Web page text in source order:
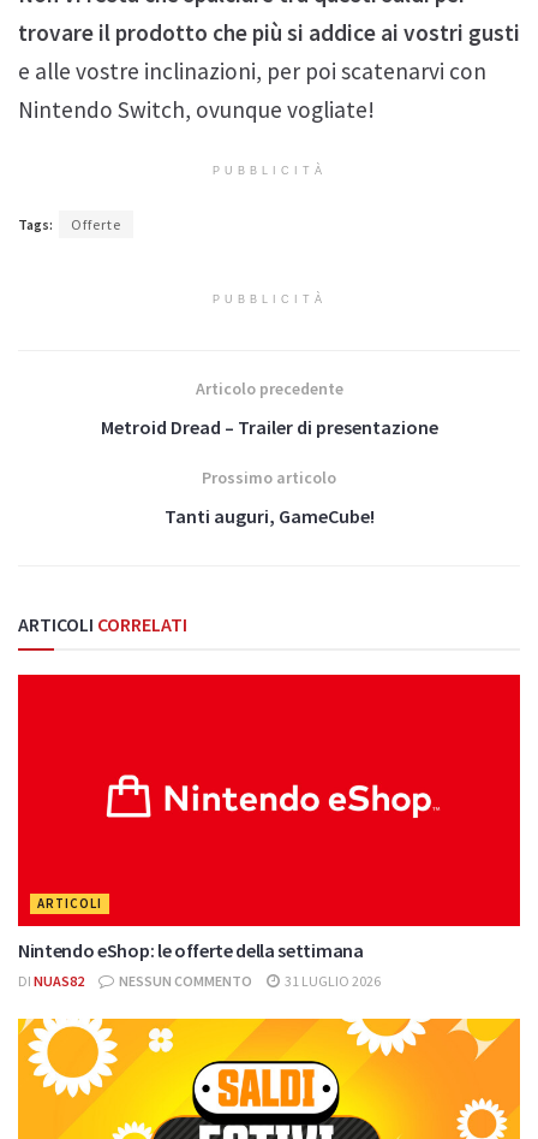
trovare il prodotto che più si addice ai vostri gusti
e alle vostre inclinazioni, per poi scatenarvi con
Nintendo Switch, ovunque vogliate!
PUBBLICITÀ
Tags: Offerte
PUBBLICITÀ
Articolo precedente
Metroid Dread – Trailer di presentazione
Prossimo articolo
Tanti auguri, GameCube!
ARTICOLI CORRELATI
ARTICOLI
Nintendo eShop: le offerte della settimana
DI NUAS82 NESSUN COMMENTO 31 LUGLIO 2026